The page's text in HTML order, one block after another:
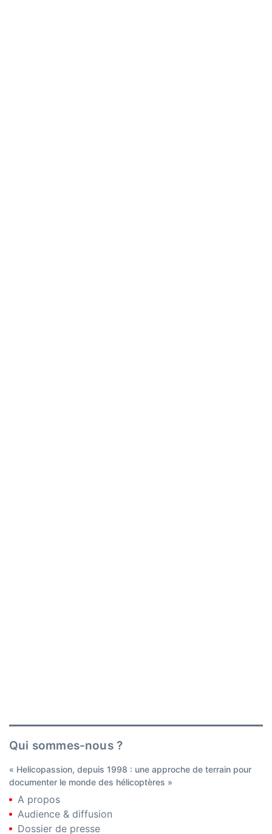
Qui sommes-nous ?
« Helicopassion, depuis 1998 : une approche de terrain pour
documenter le monde des hélicoptères »
A propos
Audience & diffusion
Dossier de presse